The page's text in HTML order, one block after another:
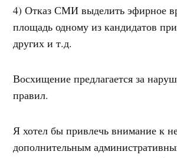
4) Отказ СМИ выделить эфирное
площадь одному из кандидатов
других и т.д.
Восхищение предлагается за
правил.
Я хотел бы привлечь внимание к
дополнительным